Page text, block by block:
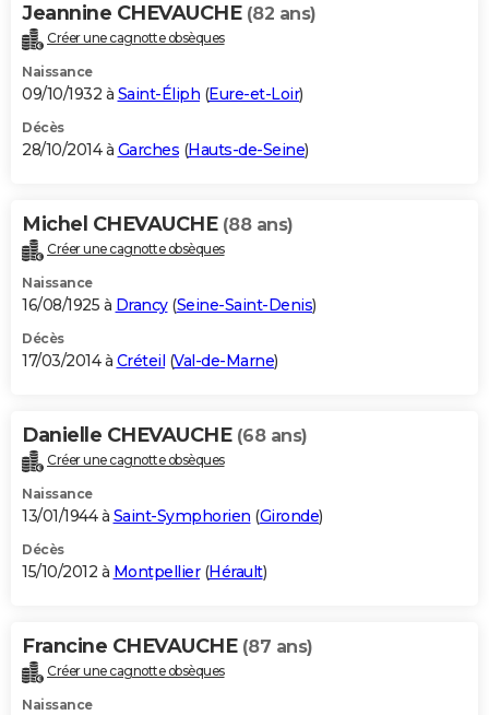
Jeannine CHEVAUCHE (82 ans)
Créer une cagnotte obsèques
Naissance
09/10/1932 à Saint-Éliph (Eure-et-Loir)
Décès
28/10/2014 à Garches (Hauts-de-Seine)
Michel CHEVAUCHE (88 ans)
Créer une cagnotte obsèques
Naissance
16/08/1925 à Drancy(Seine-Saint-Denis)
Décès
17/03/2014 à Créteil (Val-de-Marne)
Danielle CHEVAUCHE (68 ans)
Créer une cagnotte obsèques
Naissance
13/01/1944 à Saint-Symphorien (Gironde)
Décès
15/10/2012 à Montpellier(Hérault)
Francine CHEVAUCHE (87 ans)
Créer une cagnotte obsèques
Naissance